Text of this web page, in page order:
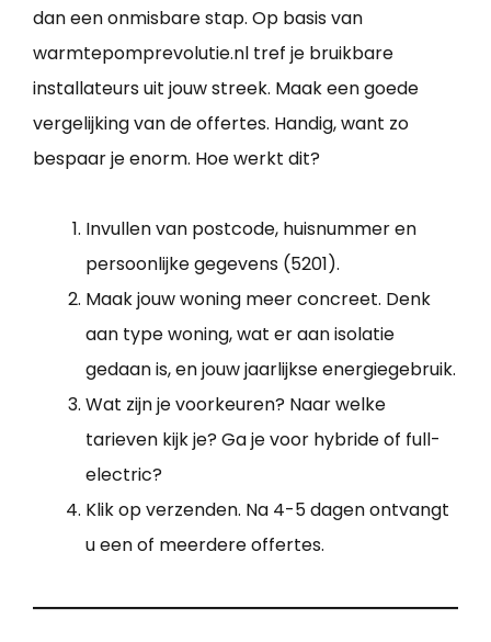
dan een onmisbare stap. Op basis van
warmtepomprevolutie.nl tref je bruikbare
installateurs uit jouw streek. Maak een goede
vergelijking van de offertes. Handig, want zo
bespaar je enorm. Hoe werkt dit?
Invullen van postcode, huisnummer en
persoonlijke gegevens (5201).
Maak jouw woning meer concreet. Denk
aan type woning, wat er aan isolatie
gedaan is, en jouw jaarlijkse energiegebruik.
Wat zijn je voorkeuren? Naar welke
tarieven kijk je? Ga je voor hybride of full-
electric?
Klik op verzenden. Na 4-5 dagen ontvangt
u een of meerdere offertes.